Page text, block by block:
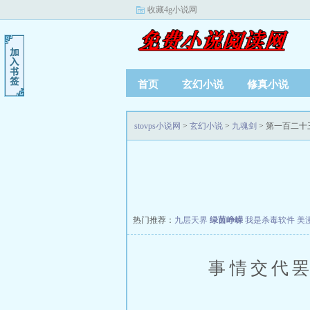
收藏4g小说网
首页 玄幻小说 修真小说
stovps小说网 > 玄幻小说 > 九魂剑 > 第一百二十
热门推荐： 九层天界 绿茵峥嵘 我是杀毒软件 美
事情交代罢